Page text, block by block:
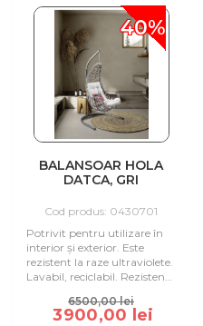
40%
BALANSOAR HOLA
DATCA, GRI
Cod produs: 0430701
Potrivit pentru utilizare în
interior și exterior. Este
rezistent la raze ultraviolete.
Lavabil, reciclabil. Rezistent
6500,00 lei
3900,00 lei